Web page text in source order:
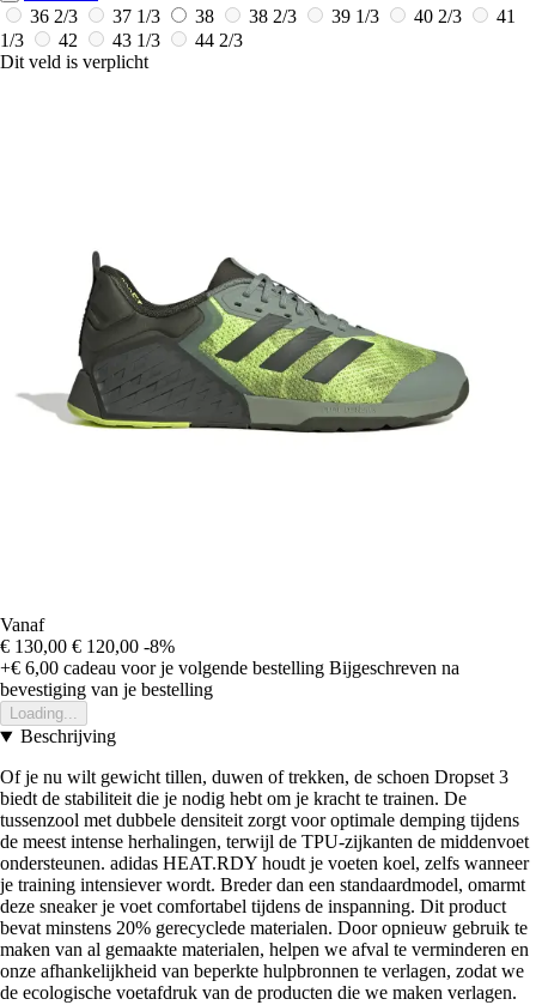
36 2/3
37 1/3 38 38 2/3 39 1/3 40 2/3
41
1/3
42 43 1/3
44 2/3
Dit veld is verplicht
Vanaf
€ 130,00 € 120,00 -8%
+€ 6,00 cadeau voor je volgende bestelling Bijgeschreven na
bevestiging van je bestelling
Loading...
Beschrijving
Of je nu wilt gewicht tillen, duwen of trekken, de schoen Dropset 3
biedt de stabiliteit die je nodig hebt om je kracht te trainen. De
tussenzool met dubbele densiteit zorgt voor optimale demping tijdens
de meest intense herhalingen, terwijl de TPU-zijkanten de middenvoet
ondersteunen. adidas HEAT.RDY houdt je voeten koel, zelfs wanneer
je training intensiever wordt. Breder dan een standaardmodel, omarmt
deze sneaker je voet comfortabel tijdens de inspanning. Dit product
bevat minstens 20% gerecyclede materialen. Door opnieuw gebruik te
maken van al gemaakte materialen, helpen we afval te verminderen en
onze afhankelijkheid van beperkte hulpbronnen te verlagen, zodat we
de ecologische voetafdruk van de producten die we maken verlagen.